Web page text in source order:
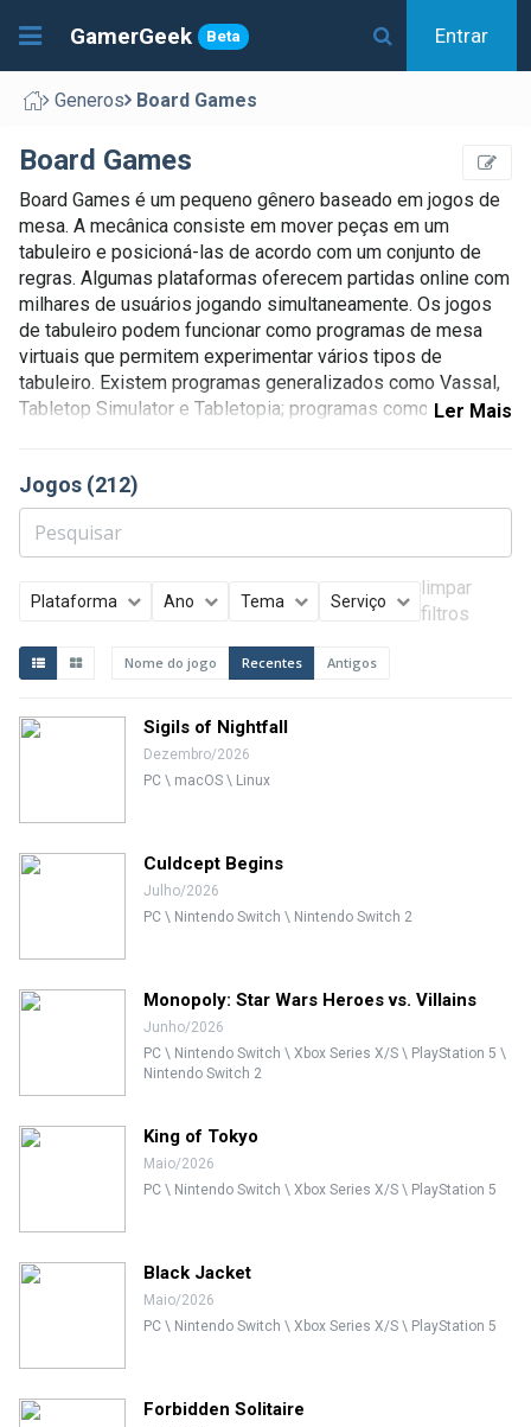
GamerGeek Beta Entrar
Generos Board Games
Board Games
Ler Mais
Board Games é um pequeno gênero baseado em jogos de
mesa. A mecânica consiste em mover peças em um
tabuleiro e posicioná-las de acordo com um conjunto de
regras. Algumas plataformas oferecem partidas online com
milhares de usuários jogando simultaneamente. Os jogos
de tabuleiro podem funcionar como programas de mesa
virtuais que permitem experimentar vários tipos de
tabuleiro. Existem programas generalizados como Vassal,
Tabletop Simulator e Tabletopia; programas como Roll20 e
Jogos (212)
Plataforma Ano Tema Serviço
limpar
filtros
Nome do jogo Recentes Antigos
Sigils of Nightfall
Dezembro/2026
PC \ macOS \ Linux
Culdcept Begins
Julho/2026
PC \ Nintendo Switch \ Nintendo Switch 2
Monopoly: Star Wars Heroes vs. Villains
Junho/2026
PC \ Nintendo Switch \ Xbox Series X/S \ PlayStation 5 \
Nintendo Switch 2
King of Tokyo
Maio/2026
PC \ Nintendo Switch \ Xbox Series X/S \ PlayStation 5
Black Jacket
Maio/2026
PC \ Nintendo Switch \ Xbox Series X/S \ PlayStation 5
Forbidden Solitaire